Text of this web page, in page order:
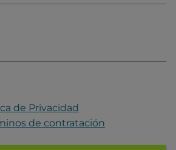
de Privacidad
de contratación